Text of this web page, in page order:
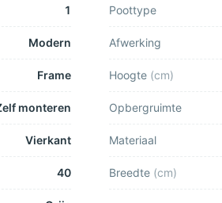
1 Poottype
Modern Afwerking
Frame Hoogte (cm)
monteren Opbergruimte
Vierkant Materiaal
40 Breedte (cm)